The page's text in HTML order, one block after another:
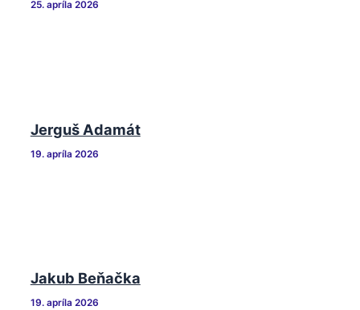
25. apríla 2026
Jerguš Adamát
19. apríla 2026
Jakub Beňačka
19. apríla 2026